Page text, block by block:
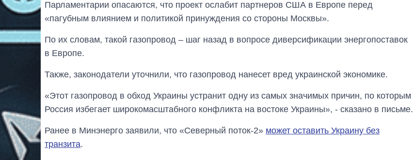
Парламентарии опасаются, что проект ослабит партнеров США в Европе перед
«пагубным влиянием и политикой принуждения со стороны Москвы».
По их словам, такой газопровод – шаг назад в вопросе диверсификации энергопоставок
в Европе.
Также, законодатели уточнили, что газопровод нанесет вред украинской экономике.
«Этот газопровод в обход Украины устранит одну из самых значимых причин, по которым
Россия избегает широкомасштабного конфликта на востоке Украины», - сказано в письме.
Ранее в Минэнерго заявили, что «Северный поток-2» может оставить Украину без
транзита.
Восемь
за лето: Киев и